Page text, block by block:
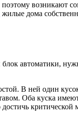
возникают
жилые дома
автоматики,
В ней один
Оба куска